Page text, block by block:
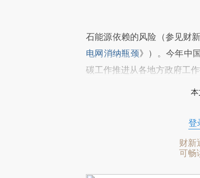
石能源依赖的风险（参见财
电网消纳瓶颈》）。今年中
碳工作推进从各地方政府工作
本
登
财新
可畅